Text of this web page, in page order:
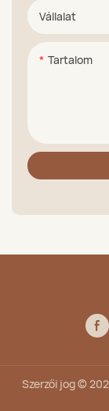
Vállalat
Tartalom
Szerzői jog ©